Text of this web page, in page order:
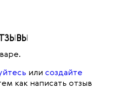
или создайте
как написать отзыв